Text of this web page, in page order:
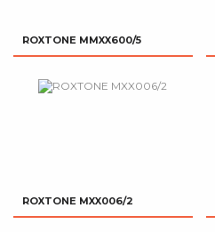
ROXTONE MMXX600/5
ROXTONE MXX006/2